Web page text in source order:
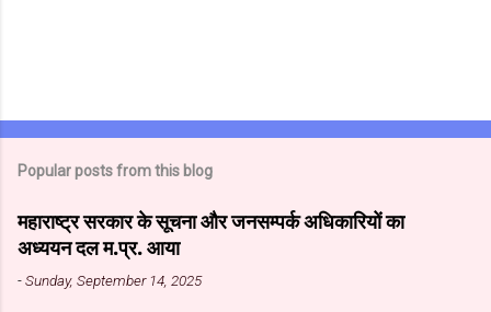
Popular posts from this blog
महाराष्ट्र सरकार के सूचना और जनसम्पर्क अधिकारियों का
अध्ययन दल म.प्र. आया
-Sunday, September 14, 2025